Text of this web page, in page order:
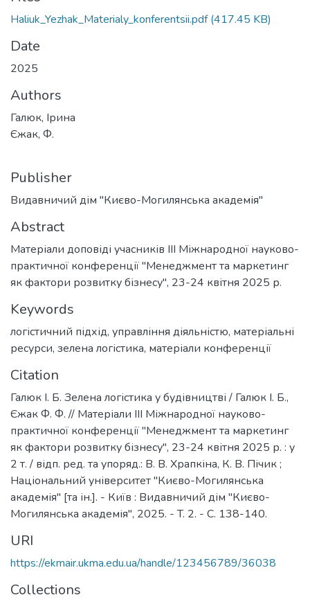
Haliuk_Yezhak_Materialy_konferentsii.pdf(417.45 KB)
Date
2025
Authors
Галюк, Ірина
Єжак, Ф.
Publisher
Видавничий дім "Києво-Могилянська академія"
Abstract
Матеріали доповіді учасників III Міжнародної науково-
практичної конференції "Менеджмент та маркетинг
як фактори розвитку бізнесу", 23-24 квітня 2025 р.
Keywords
логістичний підхід, управління діяльністю, матеріальні
ресурси, зелена логістика, матеріали конференції
Citation
Галюк І. Б. Зелена логістика у будівництві / Галюк І. Б.,
Єжак Ф. Ф. // Матеріали ІІІ Міжнародної науково-
практичної конференції "Менеджмент та маркетинг
як фактори розвитку бізнесу", 23-24 квітня 2025 р. : у
2 т. / відп. ред. та упоряд.: В. В. Храпкіна, К. В. Пічик ;
Національний університет "Києво-Могилянська
академія" [та ін.]. - Київ : Видавничий дім "Києво-
Могилянська академія", 2025. - T. 2. - C. 138-140.
URI
https://ekmair.ukma.edu.ua/handle/123456789/36038
Collections